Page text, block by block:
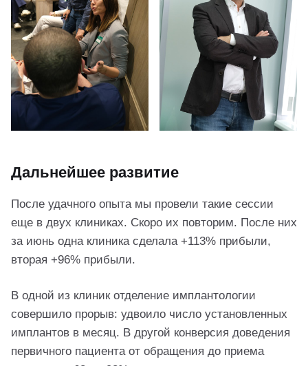
Дальнейшее развитие
После удачного опыта мы провели такие сессии
еще в двух клиниках. Скоро их повторим. После них
за июнь одна клиника сделала +113% прибыли,
вторая +96% прибыли.
В одной из клиник отделение имплантологии
совершило прорыв: удвоило число установленных
имплантов в месяц. В другой конверсия доведения
первичного пациента от обращения до приема